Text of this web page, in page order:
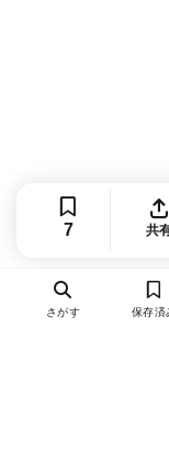
7 共
さがす 保存済